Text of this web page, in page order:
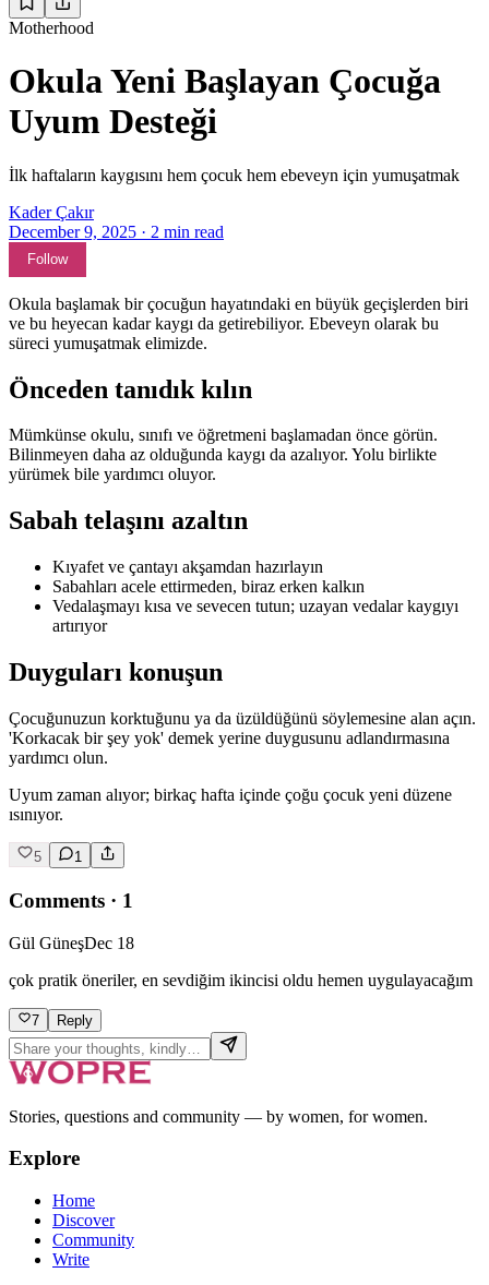
Motherhood
Okula Yeni Başlayan Çocuğa
Uyum Desteği
İlk haftaların kaygısını hem çocuk hem ebeveyn için yumuşatmak
Kader Çakır
December 9, 2025 · 2 min read
Follow
Okula başlamak bir çocuğun hayatındaki en büyük geçişlerden biri
ve bu heyecan kadar kaygı da getirebiliyor. Ebeveyn olarak bu
süreci yumuşatmak elimizde.
Önceden tanıdık kılın
Mümkünse okulu, sınıfı ve öğretmeni başlamadan önce görün.
Bilinmeyen daha az olduğunda kaygı da azalıyor. Yolu birlikte
yürümek bile yardımcı oluyor.
Sabah telaşını azaltın
Kıyafet ve çantayı akşamdan hazırlayın
Sabahları acele ettirmeden, biraz erken kalkın
Vedalaşmayı kısa ve sevecen tutun; uzayan vedalar kaygıyı
artırıyor
Duyguları konuşun
Çocuğunuzun korktuğunu ya da üzüldüğünü söylemesine alan açın.
'Korkacak bir şey yok' demek yerine duygusunu adlandırmasına
yardımcı olun.
Uyum zaman alıyor; birkaç hafta içinde çoğu çocuk yeni düzene
ısınıyor.
5 1
Comments · 1
Gül GüneşDec 18
çok pratik öneriler, en sevdiğim ikincisi oldu hemen uygulayacağım
7 Reply
Stories, questions and community — by women, for women.
Explore
Home
Discover
Community
Write